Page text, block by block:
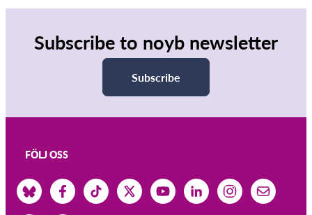
Subscribe to noyb newsletter
Subscribe
FÖLJ OSS